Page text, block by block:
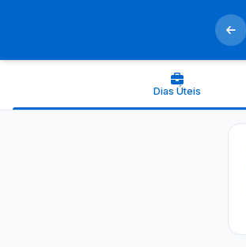
Dias Úteis